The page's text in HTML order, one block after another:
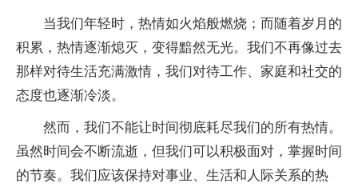
当我们年轻时，热情如火焰般燃烧；而随着岁月的
积累，热情逐渐熄灭，变得黯然无光。我们不再像过去
那样对待生活充满激情，我们对待工作、家庭和社交的
态度也逐渐冷淡。
然而，我们不能让时间彻底耗尽我们的所有热情。
虽然时间会不断流逝，但我们可以积极面对，掌握时间
的节奏。我们应该保持对事业、生活和人际关系的热